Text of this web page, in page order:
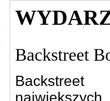
Backstreet
Backstreet
najwiekszych